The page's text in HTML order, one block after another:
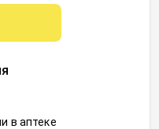
в аптеке